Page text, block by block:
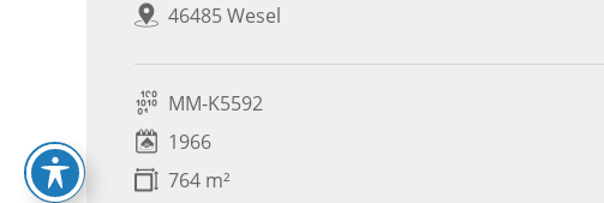
46485 Wesel
MM-K5592
1966
764 m²